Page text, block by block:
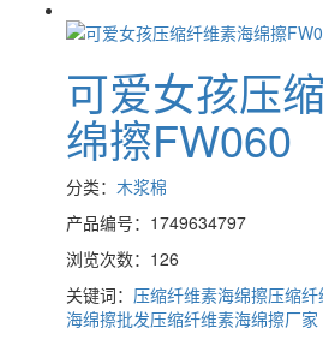
可爱女孩压
绵擦FW060
分类： 木浆棉
产品编号：1749634797
浏览次数：126
关键词： 压缩纤维素海绵擦压缩
海绵擦批发压缩纤维素海绵擦厂家